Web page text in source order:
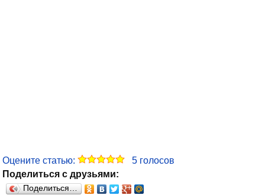
Оцените статью: 5 голосов
Поделиться с друзьями:
Поделиться…